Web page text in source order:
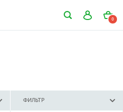
0
ФИЛЬТР